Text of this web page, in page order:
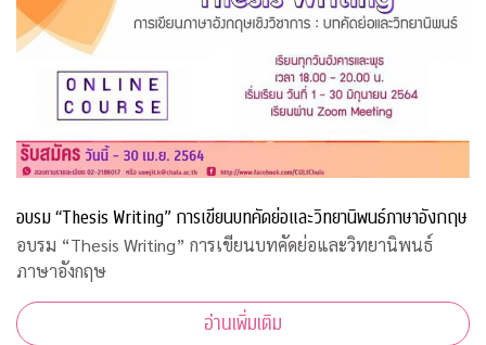
อบรม “Thesis Writing” การเขียนบทคัดย่อและวิทยานิพนธ์ภาษาอังกฤษ
อบรม “Thesis Writing” การเขียนบทคัดย่อและวิทยานิพนธ์
ภาษาอังกฤษ
อ่านเพิ่มเติม